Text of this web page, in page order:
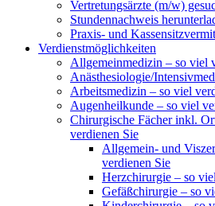
Vertretungsärzte (m/w)
Stundennachweis
Praxis- und
Verdienstmöglichkeiten
Allgemeinmedizin – so viel
Anästhesiologie/
Arbeitsmedizin – so viel
Augenheilkunde – so viel
Chirurgische Fächer inkl.
verdienen Sie
Allgemein- und
verdienen Sie
Herzchirurgie – so
Gefäßchirurgie – so